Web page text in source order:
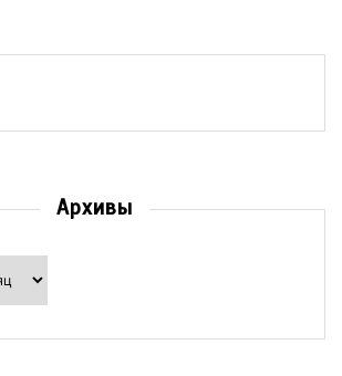
Архивы